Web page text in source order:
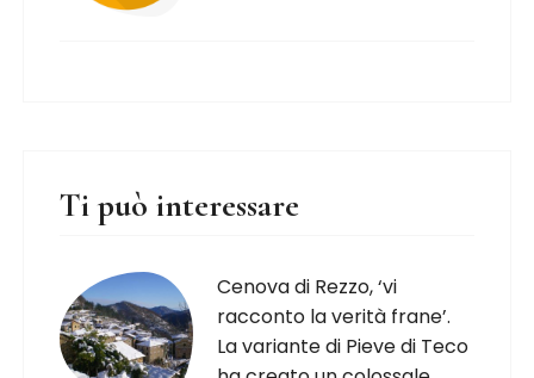
Ti può interessare
Cenova di Rezzo, ‘vi
racconto la verità frane’.
La variante di Pieve di Teco